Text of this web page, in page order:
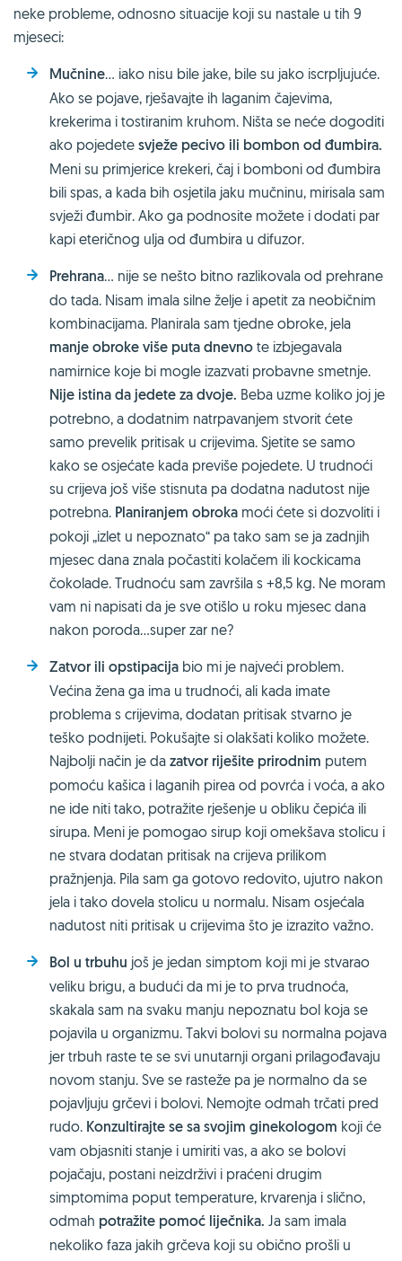
neke probleme, odnosno situacije koji su nastale u tih 9
mjeseci:
Mučnine… iako nisu bile jake, bile su jako iscrpljujuće.
Ako se pojave, rješavajte ih laganim čajevima,
krekerima i tostiranim kruhom. Ništa se neće dogoditi
ako pojedete svježe pecivo ili bombon od đumbira.
Meni su primjerice krekeri, čaj i bomboni od đumbira
bili spas, a kada bih osjetila jaku mučninu, mirisala sam
svježi đumbir. Ako ga podnosite možete i dodati par
kapi eteričnog ulja od đumbira u difuzor.
Prehrana… nije se nešto bitno razlikovala od prehrane
do tada. Nisam imala silne želje i apetit za neobičnim
kombinacijama. Planirala sam tjedne obroke, jela
manje obroke više puta dnevno te izbjegavala
namirnice koje bi mogle izazvati probavne smetnje.
Nije istina da jedete za dvoje. Beba uzme koliko joj je
potrebno, a dodatnim natrpavanjem stvorit ćete
samo prevelik pritisak u crijevima. Sjetite se samo
kako se osjećate kada previše pojedete. U trudnoći
su crijeva još više stisnuta pa dodatna nadutost nije
potrebna. Planiranjem obroka moći ćete si dozvoliti i
pokoji „izlet u nepoznato“ pa tako sam se ja zadnjih
mjesec dana znala počastiti kolačem ili kockicama
čokolade. Trudnoću sam završila s +8,5 kg. Ne moram
vam ni napisati da je sve otišlo u roku mjesec dana
nakon poroda…super zar ne?
Zatvor ili opstipacija bio mi je najveći problem.
Većina žena ga ima u trudnoći, ali kada imate
problema s crijevima, dodatan pritisak stvarno je
teško podnijeti. Pokušajte si olakšati koliko možete.
Najbolji način je da zatvor riješite prirodnim putem
pomoću kašica i laganih pirea od povrća i voća, a ako
ne ide niti tako, potražite rješenje u obliku čepića ili
sirupa. Meni je pomogao sirup koji omekšava stolicu i
ne stvara dodatan pritisak na crijeva prilikom
pražnjenja. Pila sam ga gotovo redovito, ujutro nakon
jela i tako dovela stolicu u normalu. Nisam osjećala
nadutost niti pritisak u crijevima što je izrazito važno.
Bol u trbuhu još je jedan simptom koji mi je stvarao
veliku brigu, a budući da mi je to prva trudnoća,
skakala sam na svaku manju nepoznatu bol koja se
pojavila u organizmu. Takvi bolovi su normalna pojava
jer trbuh raste te se svi unutarnji organi prilagođavaju
novom stanju. Sve se rasteže pa je normalno da se
pojavljuju grčevi i bolovi. Nemojte odmah trčati pred
rudo. Konzultirajte se sa svojim ginekologom koji će
vam objasniti stanje i umiriti vas, a ako se bolovi
pojačaju, postani neizdrživi i praćeni drugim
simptomima poput temperature, krvarenja i slično,
odmah potražite pomoć liječnika. Ja sam imala
nekoliko faza jakih grčeva koji su obično prošli u